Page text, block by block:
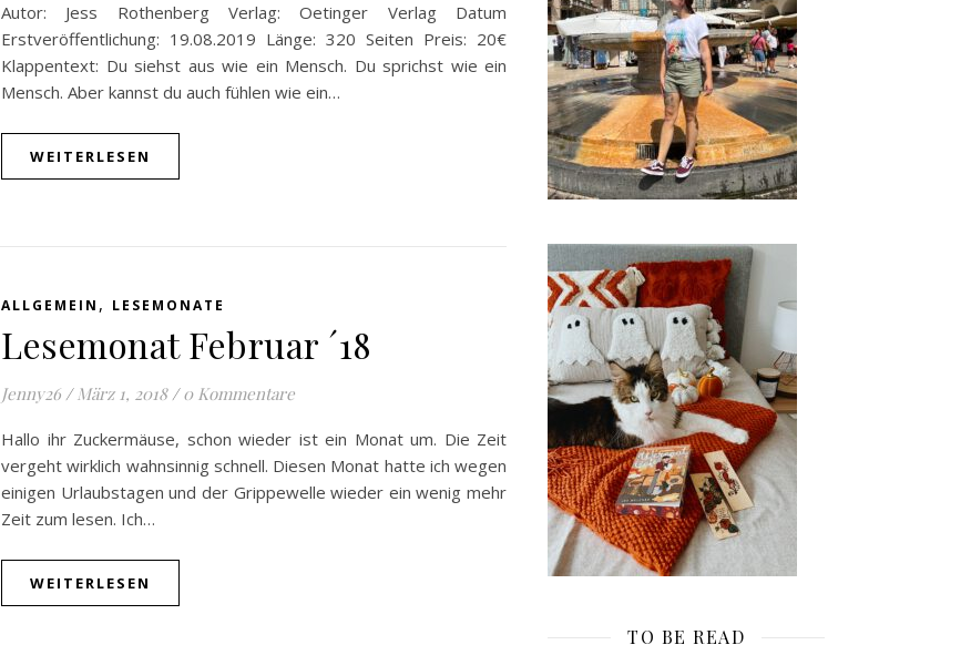
Autor: Jess Rothenberg Verlag: Oetinger Verlag Datum
Erstveröffentlichung: 19.08.2019 Länge: 320 Seiten Preis: 20€
Klappentext: Du siehst aus wie ein Mensch. Du sprichst wie ein
Mensch. Aber kannst du auch fühlen wie ein…
WEITERLESEN
ALLGEMEIN , LESEMONATE
Lesemonat Februar ´18
Jenny26 / März 1, 2018 / 0 Kommentare
Hallo ihr Zuckermäuse, schon wieder ist ein Monat um. Die Zeit
vergeht wirklich wahnsinnig schnell. Diesen Monat hatte ich wegen
einigen Urlaubstagen und der Grippewelle wieder ein wenig mehr
Zeit zum lesen. Ich…
WEITERLESEN
TO BE READ